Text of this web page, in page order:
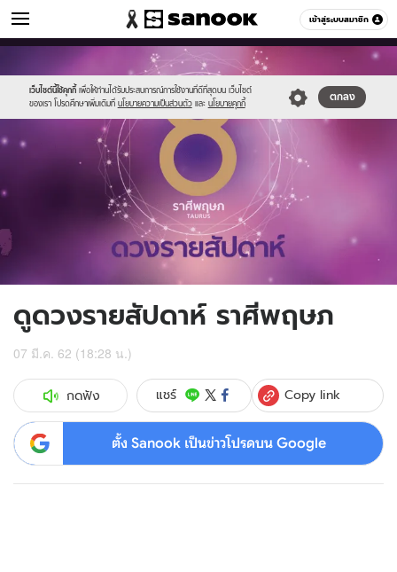
เข้าสู่ระบบสมาชิก
ดูดวง หมวดอื่นๆ
เว็บไซต์นี้ใช้คุกกี้ เพื่อให้ท่านได้รับประสบการณ์การใช้งานที่ดีที่สุดบน เว็บไซต์
ของเรา โปรดศึกษาเพิ่มเติมที่ นโยบายความเป็นส่วนตัว และ นโยบายคุกกี้
ตกลง
//s.isanook.com/sr/0/images/logo-
new-
sanook.png
//s.isanook.com/ho/0/ud/fxd/week/taurus_zodiac.png
ดูดวงรายสัปดาห์ ราศีพฤษภ
07 มี.ค. 62 (18:28 น.)
กดฟัง แชร์ Copy link
ตั้ง Sanook เป็นข่าวโปรดบน Google